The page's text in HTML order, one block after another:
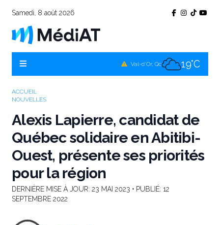
Samedi, 8 août 2026
Val-d'Or, Qc 19°C
ACCUEIL
NOUVELLES
Alexis Lapierre, candidat de
Québec solidaire en Abitibi-
Ouest, présente ses priorités
pour la région
DERNIÈRE MISE À JOUR: 23 MAI 2023 • PUBLIÉ: 12
SEPTEMBRE 2022